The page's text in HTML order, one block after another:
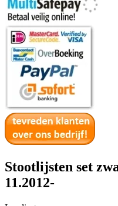
Stootlijsten set
11.2012-